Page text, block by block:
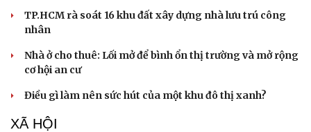
TP.HCM rà soát 16 khu đất xây dựng nhà lưu trú công
nhân
Nhà ở cho thuê: Lối mở để bình ổn thị trường và mở rộng
cơ hội an cư
Điều gì làm nên sức hút của một khu đô thị xanh?
XÃ HỘI